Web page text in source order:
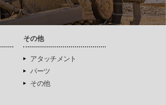
その他
アタッチメント
パーツ
その他